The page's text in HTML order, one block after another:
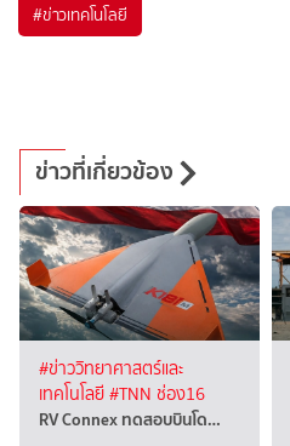
#ข่าวเทคโนโลยี
ข่าวที่เกี่ยวข้อง
#ข่าววิทยาศาสตร์และ
เทคโนโลยี#TNN ช่อง16
RV Connex ทดสอบบินโด…